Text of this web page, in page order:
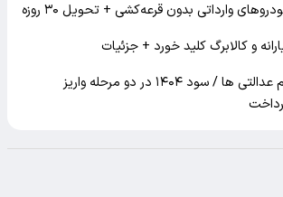
وارداتی بدون قرعه‌کشی + تحویل ۳۰ روزه
و کالابرگ کلید خورد + جزئیات
خبر مهم برای سهام عدالتی ها / سود ۱۴۰۴ در دو مرحله واریز